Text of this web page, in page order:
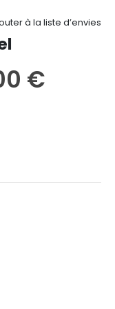
à la liste d’envies
,Naissance,
€